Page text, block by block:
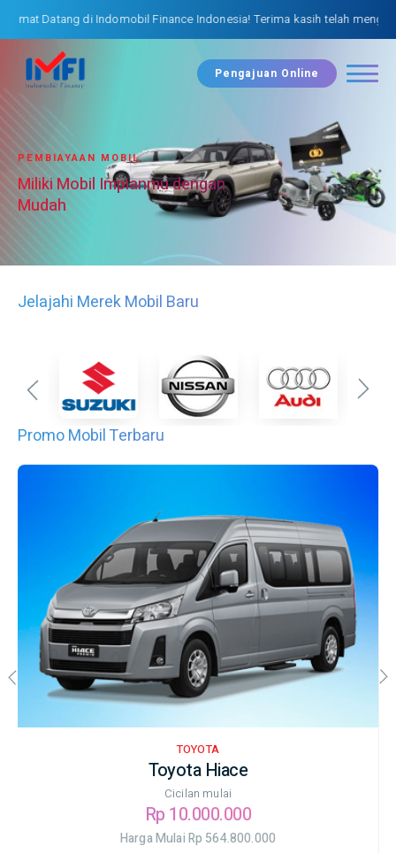
Datang di Indomobil Finance Indonesia! Terima kasih telah
Pengajuan Online
PEMBIAYAAN MOBIL
Miliki Mobil Impianmu dengan
Mudah
Jelajahi Merek Mobil Baru
Promo Mobil Terbaru
TOYOTA
Toyota Hiace
Cicilan mulai
Rp 10.000.000
Harga Mulai Rp 564.800.000